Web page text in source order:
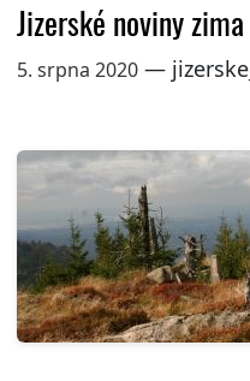
Jizerské noviny
5. srpna 2020—